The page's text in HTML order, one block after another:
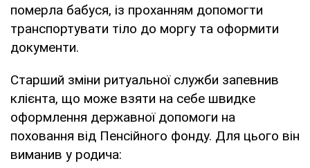
померла бабуся, із проханням допомогти
транспортувати тіло до моргу та оформити
документи.
Старший зміни ритуальної служби запевнив
клієнта, що може взяти на себе швидке
оформлення державної допомоги на
поховання від Пенсійного фонду. Для цього він
виманив у родича: